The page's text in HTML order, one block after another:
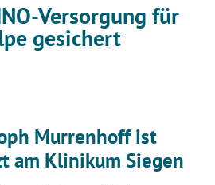
Versorgung für
gesichert
Murrenhoff ist
am Klinikum Siegen